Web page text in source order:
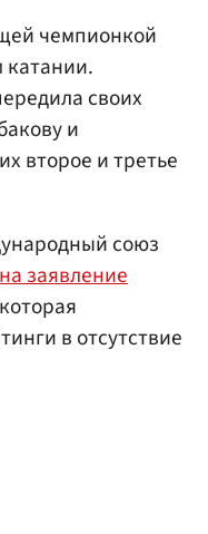
чемпионкой
своих
и
второе и третье
союз
заявление
в отсутствие